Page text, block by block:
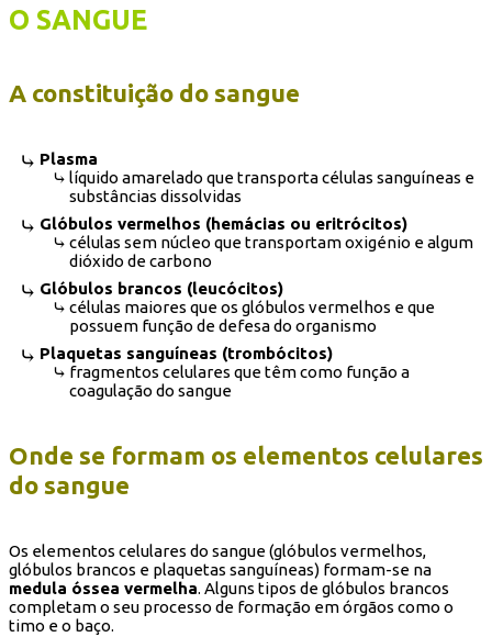
O SANGUE
A constituição do sangue
Plasma
líquido amarelado que transporta células sanguíneas e
substâncias dissolvidas
Glóbulos vermelhos (hemácias ou eritrócitos)
células sem núcleo que transportam oxigénio e algum
dióxido de carbono
Glóbulos brancos (leucócitos)
células maiores que os glóbulos vermelhos e que
possuem função de defesa do organismo
Plaquetas sanguíneas (trombócitos)
fragmentos celulares que têm como função a
coagulação do sangue
Onde se formam os elementos celulares
do sangue
Os elementos celulares do sangue (glóbulos vermelhos,
glóbulos brancos e plaquetas sanguíneas) formam-se na
medula óssea vermelha. Alguns tipos de glóbulos brancos
completam o seu processo de formação em órgãos como o
timo e o baço.